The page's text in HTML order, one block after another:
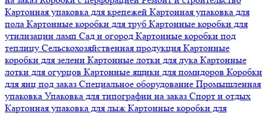
Картонная упаковка для крепежей Картонная упаковка для
пола Картонные коробки для труб Картонные коробки для
утилизации ламп Сад и огород Картонные коробки под
теплицу Сельскохозяйственная продукция Картонные
коробки для зелени Картонные лотки для лука Картонные
лотки для огурцов Картонные ящики для помидоров Коробки
для яиц под заказ Специальное оборудование Промышленная
упаковка Упаковка для типографии на заказ Спорт и отдых
Картонная упаковка для лыж Картонные коробки для